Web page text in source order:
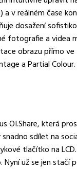
a v reálném čase
dosažení
fotografie a videa
obrazu přímo
a Partial
OI.Share, která
sdílet na
tlačítko na
už se jen stačí